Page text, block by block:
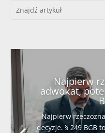
Najpierw
adwokat,
Najpierw
decyzje. § 249 BGB